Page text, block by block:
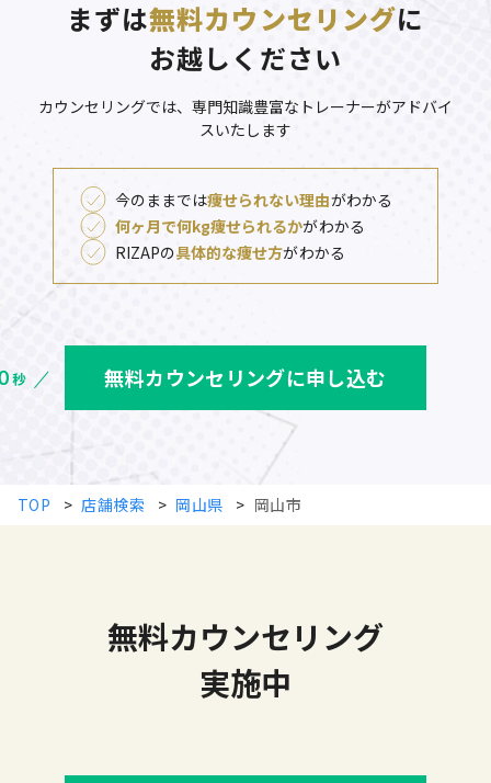
まずは無料カウンセリングに
お越しください
カウンセリングでは、専門知識豊富なトレーナーがアドバイ
スいたします
今のままでは痩せられない理由がわかる
何ヶ月で何kg痩せられるかがわかる
RIZAPの具体的な痩せ方がわかる
無料カウンセリングに申し込む
TOP > 店舗検索 > 岡山県 > 岡山市
無料カウンセリング
実施中